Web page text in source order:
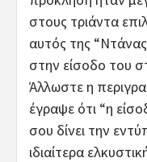
στους τριάντα
αυτός της
στην είσοδο του
Άλλωστε η
έγραψε ότι “η
σου δίνει την
ιδιαίτερα